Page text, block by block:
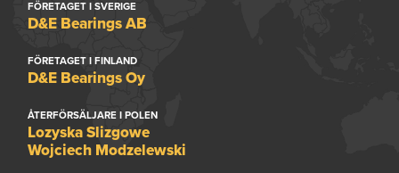
FÖRETAGET I SVERIGE
D&E Bearings AB
FÖRETAGET I FINLAND
D&E Bearings Oy
ÅTERFÖRSÄLJARE I POLEN
Lozyska Slizgowe
Wojciech Modzelewski